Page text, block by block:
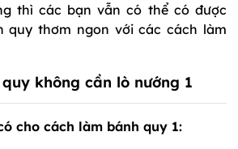
thì các bạn vẫn có thể có được
quy thơm ngon với các cách làm
không cần lò nướng 1
cho cách làm bánh quy 1: